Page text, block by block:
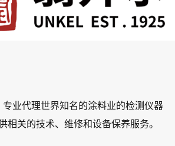
专业代理世界知名的涂料业的检测仪器
相关的技术、维修和设备保养服务。